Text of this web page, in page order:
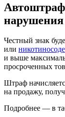
Честный знак
или
и выше
просроченных
Штраф
на продажу,
Подробнее — в